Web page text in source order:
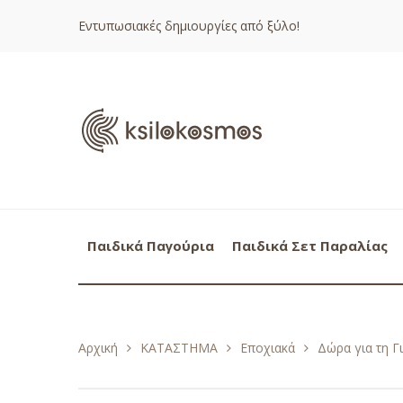
Εντυπωσιακές δημιουργίες από ξύλο!
Παιδικά Παγούρια Παιδικά Σετ Παραλίας
Αρχική ΚΑΤΑΣΤΗΜΑ Εποχιακά Δώρα για τη